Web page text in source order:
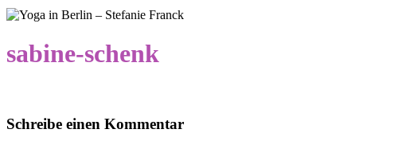
sabine-schenk
Schreibe einen Kommentar